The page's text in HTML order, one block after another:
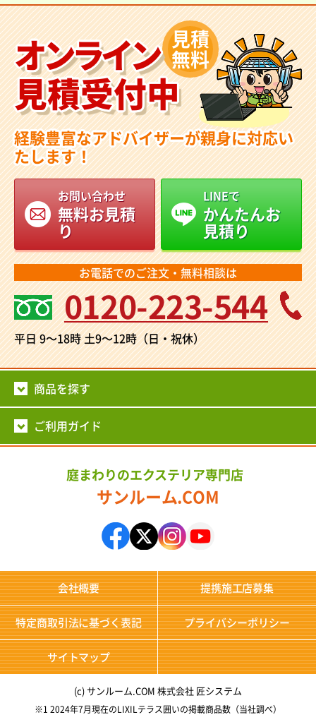
オンライン
見積受付中
見積
無料
経験豊富なアドバイザーが親身に対応い
たします！
お問い合わせ
無料お見積
り
LINEで
かんたんお
見積り
お電話でのご注文・無料相談は
0120-223-544
平日 9～18時土9～12時（日・祝休）
商品を探す
ご利用ガイド
庭まわりのエクステリア専門店
サンルーム.COM
会社概要 提携施工店募集
特定商取引法に基づく表記 プライバシーポリシー
サイトマップ
(c) サンルーム.COM 株式会社 匠システム
※1 2024年7月現在のLIXILテラス囲いの掲載商品数（当社調べ）